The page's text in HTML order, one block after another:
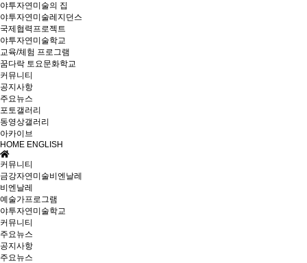
야투자연미술의 집
야투자연미술레지던스
국제협력프로젝트
야투자연미술학교
교육/체험 프로그램
꿈다락 토요문화학교
커뮤니티
공지사항
주요뉴스
포토갤러리
동영상갤러리
아카이브
HOME ENGLISH
커뮤니티
금강자연미술비엔날레
비엔날레
예술가프로그램
야투자연미술학교
커뮤니티
주요뉴스
공지사항
주요뉴스